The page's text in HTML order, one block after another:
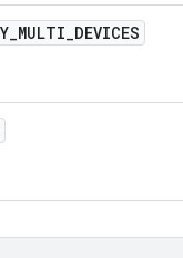
_MULTI_DEVICES